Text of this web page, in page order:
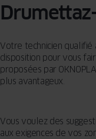
Votre technicien qualifié
disposition pour vous
proposées par
plus avantageux.
Vous voulez des
aux exigences de vos